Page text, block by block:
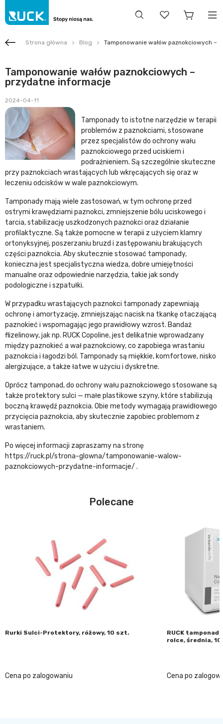
Strona główna Blog Tamponowanie wałów paznokciowych –
Tamponowanie wałów paznokciowych –
przydatne informacje
2024-04-11
Tamponady to istotne narzędzie w terapii
problemów z paznokciami, stosowane
przez specjalistów do ochrony wału
paznokciowego przed uciskiem i
podrażnieniem. Są szczególnie skuteczne
przy paznokciach wrastających lub wkręcających się oraz w
leczeniu odcisków w wale paznokciowym.
Tamponady mają wiele zastosowań, w tym ochronę przed
ostrymi krawędziami paznokci, zmniejszenie bólu uciskowego i
tarcia, stabilizację uszkodzonych paznokci oraz działanie
profilaktyczne. Są także pomocne w terapii z użyciem klamry
ortonyksyjnej, poszerzaniu bruzd i zastępowaniu brakujących
części paznokcia. Aby skutecznie stosować tamponady,
konieczna jest specjalistyczna wiedza, dobre umiejętności
manualne oraz odpowiednie narzędzia, takie jak sondy
podologiczne i szpatułki.
W przypadku wrastających paznokci tamponady zapewniają
ochronę i amortyzację, zmniejszając nacisk na tkankę otaczającą
paznokieć i wspomagając jego prawidłowy wzrost. Bandaż
flizelinowy, jak np. RUCK Copoline, jest delikatnie wprowadzany
między paznokieć a wał paznokciowy, co zapobiega wrastaniu
paznokcia i łagodzi ból. Tamponady są miękkie, komfortowe, nisko
alergizujące, a także łatwe w użyciu i dyskretne.
Oprócz tamponad, do ochrony wału paznokciowego stosowane są
także protektory sulci — małe plastikowe szyny, które stabilizują
boczną krawędź paznokcia. Obie metody wymagają prawidłowego
przycięcia paznokcia, aby skutecznie zapobiec problemom z
wrastaniem.
Po więcej informacji zapraszamy na stronę
https://ruck.pl/strona-glowna/tamponowanie-walow-
paznokciowych-przydatne-informacje/ .
Polecane
Rurki Sulci-Protektory, różowy, 10 szt.
Cena po zalogowaniu
RUCK
rolce, średnia,
Cena po